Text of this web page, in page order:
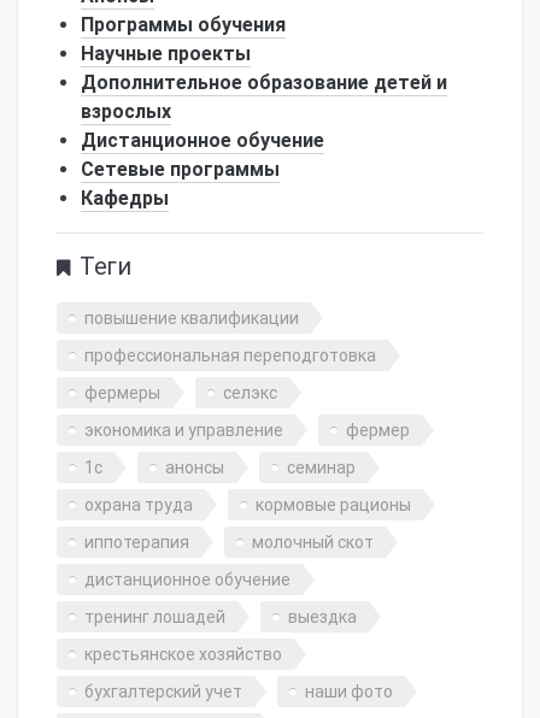
Программы обучения
Научные проекты
Дополнительное образование детей и
взрослых
Дистанционное обучение
Сетевые программы
Кафедры
Теги
повышение квалификации
профессиональная переподготовка
фермеры
селэкс
экономика и управление
фермер
1с
анонсы
семинар
охрана труда
кормовые рационы
иппотерапия
молочный скот
дистанционное обучение
тренинг лошадей
выездка
крестьянское хозяйство
бухгалтерский учет
наши фото